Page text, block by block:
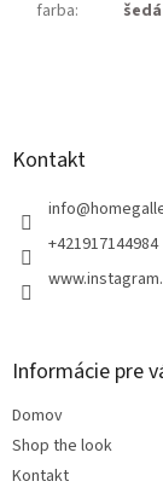
farba: šedá
Kontakt
info@
+421917144984
Informácie pre
Domov
Shop the look
Kontakt